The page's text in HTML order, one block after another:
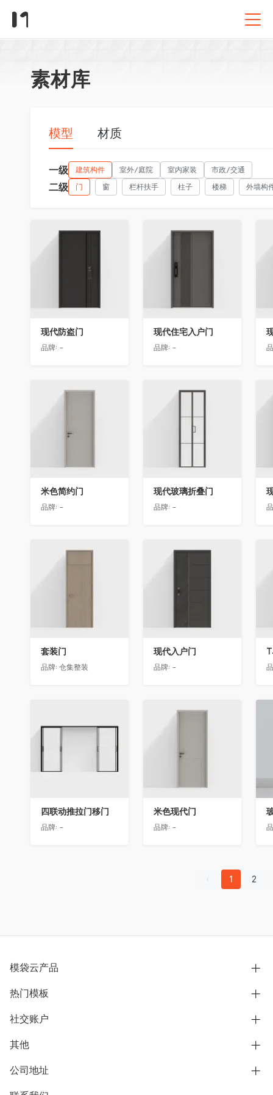
素材库
模型 材质
一级 建筑构件 室外/庭院 室内家装 市政/交通
二级 门 窗 栏杆扶手 柱子 楼梯 外墙构
收藏
现代防盗门
品牌: -
收藏
现代住宅入户门
品牌: -
收藏
米色简约门
品牌: -
收藏
现代玻璃折叠门
品牌: -
收藏
套装门
品牌: 仓集整装
收藏
现代入户门
品牌: -
四联动推拉门移门
品牌: -
收藏
米色现代门
品牌: -
1 2
模袋云产品
别墅设计营销
模型协同展示分享
别墅社区
热门模板
欧式别墅
中式别墅
社交账户
B站
抖音
微信公众号
其他
用户服务协议
隐私政策
公司地址